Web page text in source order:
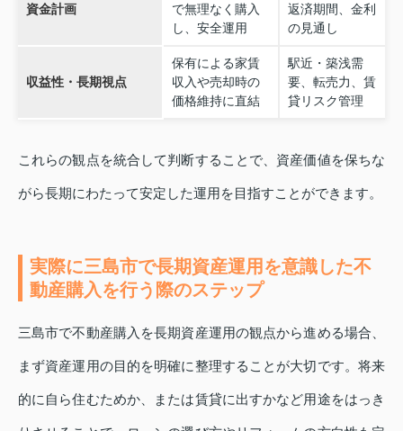
資金計画
で無理なく購入
し、安全運用
返済期間、金利
の見通し
収益性・長期視点
保有による家賃
収入や売却時の
価格維持に直結
駅近・築浅需
要、転売力、賃
貸リスク管理
これらの観点を統合して判断することで、資産価値を保ちな
がら長期にわたって安定した運用を目指すことができます。
実際に三島市で長期資産運用を意識した不
動産購入を行う際のステップ
三島市で不動産購入を長期資産運用の観点から進める場合、
まず資産運用の目的を明確に整理することが大切です。将来
的に自ら住むためか、または賃貸に出すかなど用途をはっき